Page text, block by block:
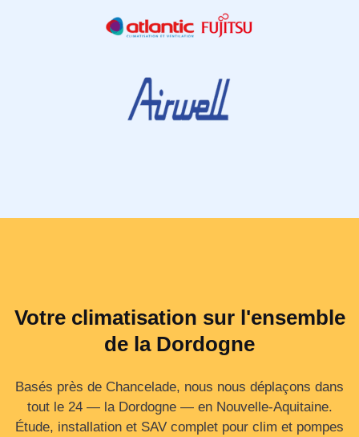
Votre climatisation sur l'ensemble
de la Dordogne
Basés près de Chancelade, nous nous déplaçons dans
tout le 24 — la Dordogne — en Nouvelle‑Aquitaine.
Étude, installation et SAV complet pour clim et pompes